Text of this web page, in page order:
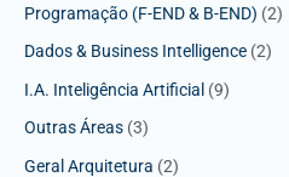
Programação (F-END & B-END) (2)
Dados & Business Intelligence (2)
I.A. Inteligência Artificial (9)
Outras Áreas (3)
Geral Arquitetura (2)